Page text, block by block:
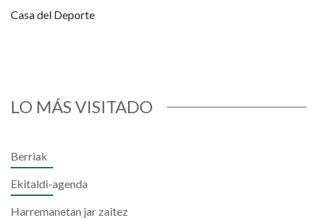
Casa del Deporte
LO MÁS VISITADO
Berriak
Ekitaldi-agenda
Harremanetan jar zaitez